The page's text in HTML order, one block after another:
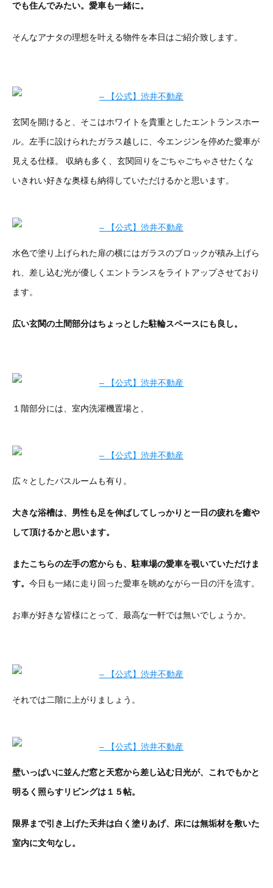
でも住んでみたい。愛車も一緒に。
そんなアナタの理想を叶える物件を本日はご紹介致します。
玄関を開けると、そこはホワイトを貴重としたエントランスホー
ル。左手に設けられたガラス越しに、今エンジンを停めた愛車が
見える仕様。 収納も多く、玄関回りをごちゃごちゃさせたくな
いきれい好きな奥様も納得していただけるかと思います。
水色で塗り上げられた扉の横にはガラスのブロックが積み上げら
れ、差し込む光が優しくエントランスをライトアップさせており
ます。
広い玄関の土間部分はちょっとした駐輪スペースにも良し。
１階部分には、室内洗濯機置場と、
広々としたバスルームも有り。
大きな浴槽は、男性も足を伸ばしてしっかりと一日の疲れを癒や
して頂けるかと思います。
またこちらの左手の窓からも、駐車場の愛車を覗いていただけま
す。 今日も一緒に走り回った愛車を眺めながら一日の汗を流す。
お車が好きな皆様にとって、最高な一軒では無いでしょうか。
それでは二階に上がりましょう。
壁いっぱいに並んだ窓と天窓から差し込む日光が、これでもかと
明るく照らすリビングは１５帖。
限界まで引き上げた天井は白く塗りあげ、床には無垢材を敷いた
室内に文句なし。